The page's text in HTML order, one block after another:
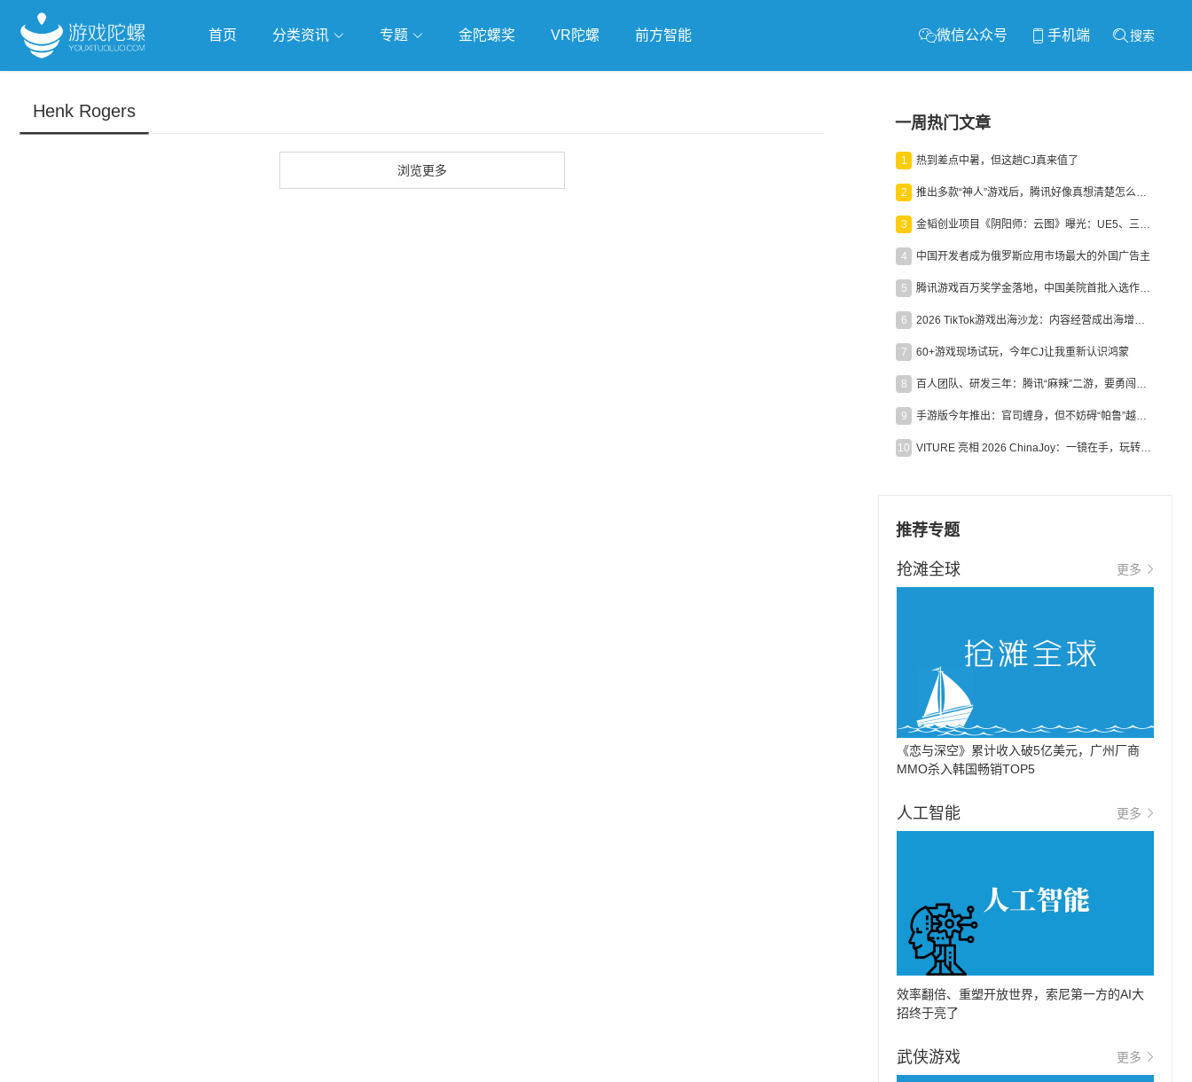
首页 分类资讯 专题 金陀螺奖 VR陀螺 前方智能 微信公众号 手机端 搜索
Henk Rogers
浏览更多
一周热门文章
1 热到差点中暑，但这趟CJ真来值了
2 推出多款“神人”游戏后，腾讯好像真想清楚怎么做二次元了
3 金韬创业项目《阴阳师：云图》曝光：UE5、三端互通、ARPG
4 中国开发者成为俄罗斯应用市场最大的外国广告主
5 腾讯游戏百万奖学金落地，中国美院首批入选作品获业内关注
6 2026 TikTok游戏出海沙龙：内容经营成出海增长新引擎
7 60+游戏现场试玩，今年CJ让我重新认识鸿蒙
8 百人团队、研发三年：腾讯“麻辣”二游，要勇闯男性恋爱市场
9 手游版今年推出：官司缠身，但不妨碍“帕鲁”越来越火
10 VITURE 亮相 2026 ChinaJoy：一镜在手，玩转全场！
推荐专题
抢滩全球 更多
《恋与深空》累计收入破5亿美元，广州厂商
MMO杀入韩国畅销TOP5
人工智能 更多
效率翻倍、重塑开放世界，索尼第一方的AI大
招终于亮了
武侠游戏 更多